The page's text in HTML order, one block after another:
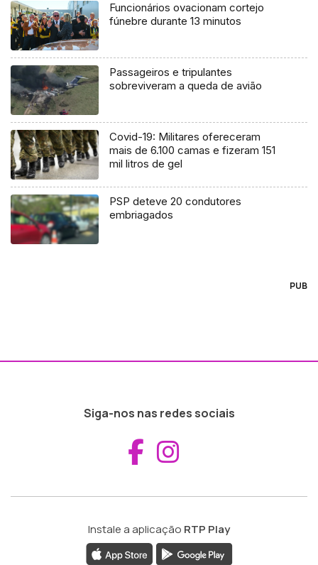
Funcionários ovacionam cortejo
fúnebre durante 13 minutos
Passageiros e tripulantes
sobreviveram a queda de avião
Covid-19: Militares ofereceram
mais de 6.100 camas e fizeram 151
mil litros de gel
PSP deteve 20 condutores
embriagados
PUB
Siga-nos nas redes sociais
Aceder ao
Instale a aplicação RTP Play